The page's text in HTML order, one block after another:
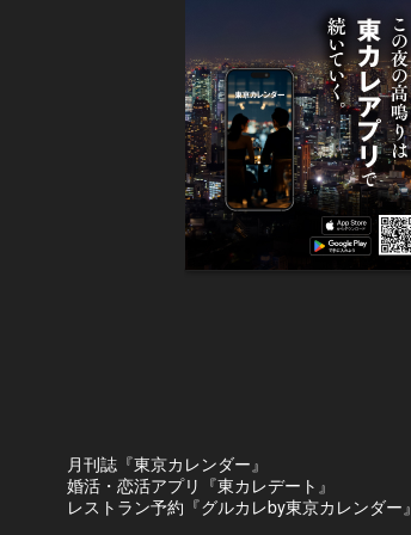
月刊誌『東京カレンダー』
婚活・恋活アプリ『東カレデート』
レストラン予約『グルカレby東京カレンダー』